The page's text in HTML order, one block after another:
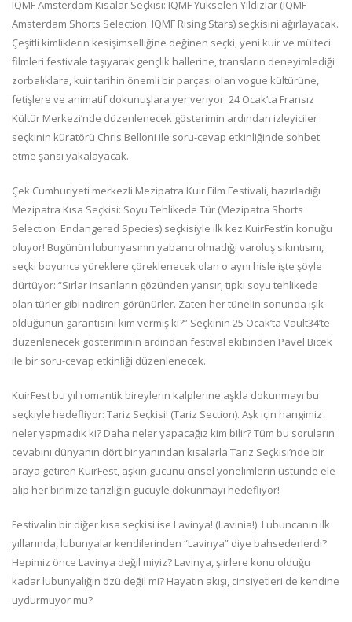
IQMF Amsterdam Kısalar Seçkisi: IQMF Yükselen Yıldızlar (IQMF
Amsterdam Shorts Selection: IQMF Rising Stars) seçkisini ağırlayacak.
Çeşitli kimliklerin kesişimselliğine değinen seçki, yeni kuir ve mülteci
filmleri festivale taşıyarak gençlik hallerine, transların deneyimlediği
zorbalıklara, kuir tarihin önemli bir parçası olan vogue kültürüne,
fetişlere ve animatif dokunuşlara yer veriyor. 24 Ocak’ta Fransız
Kültür Merkezi’nde düzenlenecek gösterimin ardından izleyiciler
seçkinin küratörü Chris Belloni ile soru-cevap etkinliğinde sohbet
etme şansı yakalayacak.
Çek Cumhuriyeti merkezli Mezipatra Kuir Film Festivali, hazırladığı
Mezipatra Kısa Seçkisi: Soyu Tehlikede Tür (Mezipatra Shorts
Selection: Endangered Species) seçkisiyle ilk kez KuirFest’in konuğu
oluyor! Bugünün lubunyasının yabancı olmadığı varoluş sıkıntısını,
seçki boyunca yüreklere çöreklenecek olan o aynı hisle işte şöyle
dürtüyor: “Sırlar insanların gözünden yansır; tıpkı soyu tehlikede
olan türler gibi nadiren görünürler. Zaten her tünelin sonunda ışık
olduğunun garantisini kim vermiş ki?” Seçkinin 25 Ocak’ta Vault34’te
düzenlenecek gösteriminin ardından festival ekibinden Pavel Bicek
ile bir soru-cevap etkinliği düzenlenecek.
KuirFest bu yıl romantik bireylerin kalplerine aşkla dokunmayı bu
seçkiyle hedefliyor: Tariz Seçkisi! (Tariz Section). Aşk için hangimiz
neler yapmadık ki? Daha neler yapacağız kim bilir? Tüm bu soruların
cevabını dünyanın dört bir yanından kısalarla Tariz Seçkisi’nde bir
araya getiren KuirFest, aşkın gücünü cinsel yönelimlerin üstünde ele
alıp her birimize tarizliğin gücüyle dokunmayı hedefliyor!
Festivalin bir diğer kısa seçkisi ise Lavinya! (Lavinia!). Lubuncanın ilk
yıllarında, lubunyalar kendilerinden “Lavinya” diye bahsederlerdi?
Hepimiz önce Lavinya değil miyiz? Lavinya, şiirlere konu olduğu
kadar lubunyalığın özü değil mi? Hayatın akışı, cinsiyetleri de kendine
uydurmuyor mu?